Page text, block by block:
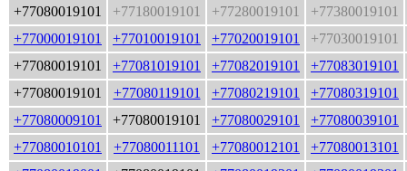
+77080019101
+77180019101 +77280019101
+77380019101
+77000019101
+77010019101 +77020019101
+77030019101
+77080019101
+77081019101 +77082019101
+77083019101
+77080019101
+77080119101 +77080219101
+77080319101
+77080009101
+77080019101 +77080029101
+77080039101
+77080010101
+77080011101 +77080012101
+77080013101